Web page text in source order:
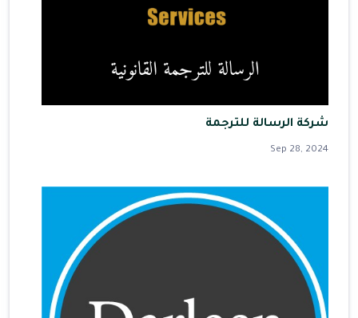
شركة الرسالة للترجمة
Sep 28, 2024